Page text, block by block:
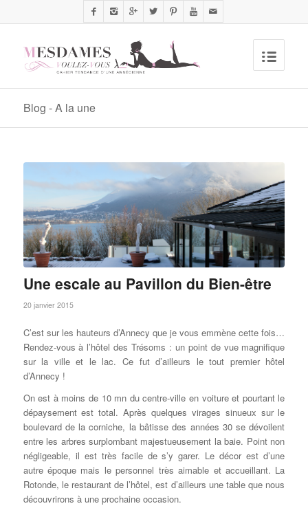
Blog - A la une
Une escale au Pavillon du Bien-être
20 janvier 2015
C’est sur les hauteurs d’Annecy que je vous emmène cette fois…
Rendez-vous à l’hôtel des Trésoms : un point de vue magnifique
sur la ville et le lac. Ce fut d’ailleurs le tout premier hôtel
d’Annecy !
On est à moins de 10 mn du centre-ville en voiture et pourtant le
dépaysement est total. Après quelques virages sinueux sur le
boulevard de la corniche, la bâtisse des années 30 se dévoilent
entre les arbres surplombant majestueusement la baie. Point non
négligeable, il est très facile de s’y garer. Le décor est d’une
autre époque mais le personnel très aimable et accueillant. La
Rotonde, le restaurant de l’hôtel, est d’ailleurs une table que nous
découvrirons à une prochaine occasion.